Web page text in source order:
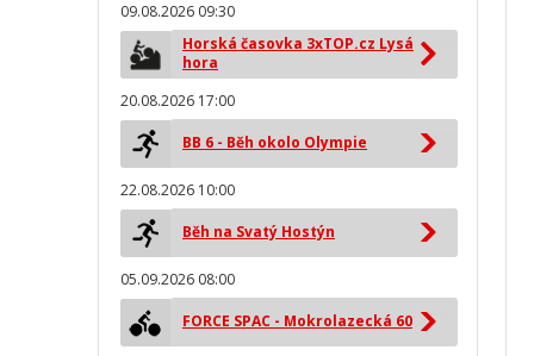
09.08.2026 09:30
Horská časovka 3xTOP.cz Lysá
hora
20.08.2026 17:00
BB 6 - Běh okolo Olympie
22.08.2026 10:00
Běh na Svatý Hostýn
05.09.2026 08:00
FORCE SPAC - Mokrolazecká 60